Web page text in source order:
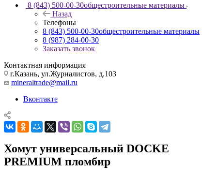
8 (843) 500-00-30общестроительные материалы
Назад
Телефоны
8 (843) 500-00-30общестроительные материалы
8 (987) 284-00-30
Заказать звонок
Контактная информация
г.Казань, ул.Журналистов, д.103
mineraltrade@mail.ru
Вконтакте
Хомут универсальный DOCKE
PREMIUM пломбир